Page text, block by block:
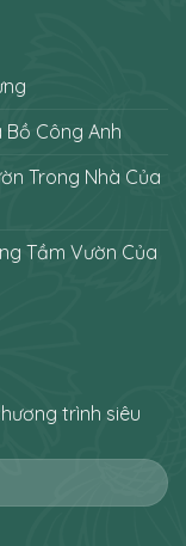
Công Anh
Trong Nhà Của
Tầm Vườn Của
trình siêu